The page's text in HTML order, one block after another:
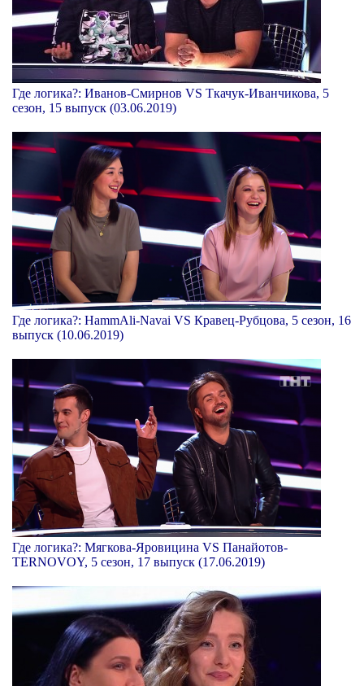
Где логика?: Иванов-Смирнов VS Ткачук-Иванчикова, 5
сезон, 15 выпуск (03.06.2019)
Где логика?: HammAli-Navai VS Кравец-Рубцова, 5 сезон, 16
выпуск (10.06.2019)
Где логика?: Мягкова-Яровицина VS Панайотов-
TERNOVOY, 5 сезон, 17 выпуск (17.06.2019)